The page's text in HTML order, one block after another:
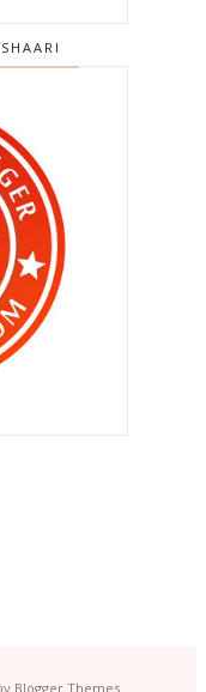
la aku
berkarya
menangis ..
Blogger Themes